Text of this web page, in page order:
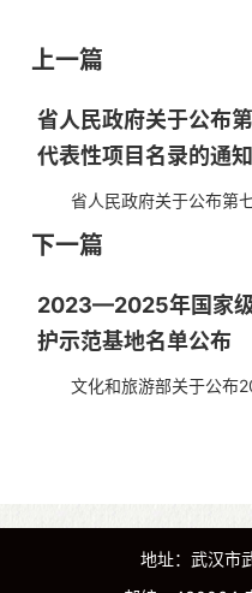
上一篇
省人民政府关于公布
代表性项目名录的通知
省人民政府关于公布第
性项目名录的通知 鄂政
县人民政府，省政府各部
下一篇
2023—2025年国家
护示范基地名单公布
文化和旅游部关于公布
地址：武汉市